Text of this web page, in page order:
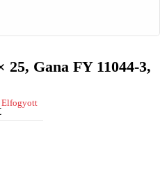
25, Gana FY 11044-3,
Elfogyott